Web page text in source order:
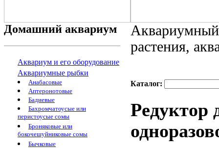
Домашний аквариум
Аквариум и его оборудование
Аквариумные рыбки
Анабасовые
Аптеронотовые
Бадиевые
Бахромчатоусые или
перистоусые сомы
Броняковые или
бокочешуйниковые сомы
Бычковые
растения,
Каталог:
Редуктор